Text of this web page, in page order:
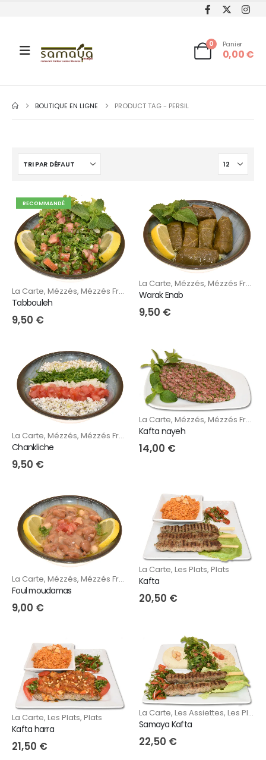
0 Panier
0,00€
BOUTIQUE EN LIGNE PRODUCT TAG - PERSIL
RECOMMANDÉ
La Carte, Mézzés, Mézzés Froids
Tabbouleh
9,50 €
La Carte, Mézzés, Mézzés Froids
Warak Enab
9,50 €
La Carte, Mézzés, Mézzés Froids
Chankliche
9,50 €
La Carte, Mézzés, Mézzés Froids
Kafta nayeh
14,00 €
La Carte, Mézzés, Mézzés Froids
Foul moudamas
9,00 €
La Carte, Les Plats, Plats
Kafta
20,50 €
La Carte, Les Plats, Plats
Kafta harra
21,50 €
La Carte, Les Assiettes, Les Plats
Samaya Kafta
22,50 €